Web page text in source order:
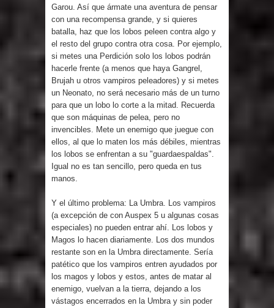
Garou. Así que ármate una aventura de pensar
con una recompensa grande, y si quieres
batalla, haz que los lobos peleen contra algo y
el resto del grupo contra otra cosa. Por ejemplo,
si metes una Perdición solo los lobos podrán
hacerle frente (a menos que haya Gangrel,
Brujah u otros vampiros peleadores) y si metes
un Neonato, no será necesario más de un turno
para que un lobo lo corte a la mitad. Recuerda
que son máquinas de pelea, pero no
invencibles. Mete un enemigo que juegue con
ellos, al que lo maten los más débiles, mientras
los lobos se enfrentan a su "guardaespaldas".
Igual no es tan sencillo, pero queda en tus
manos.
Y el último problema: La Umbra. Los vampiros
(a excepción de con Auspex 5 u algunas cosas
especiales) no pueden entrar ahí. Los lobos y
Magos lo hacen diariamente. Los dos mundos
restante son en la Umbra directamente. Sería
patético que los vampiros entren ayudados por
los magos y lobos y estos, antes de matar al
enemigo, vuelvan a la tierra, dejando a los
vástagos encerrados en la Umbra y sin poder